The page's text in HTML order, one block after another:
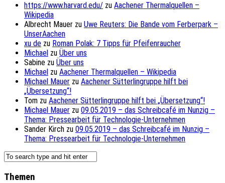
https://www.harvard.edu/ zu Aachener Thermalquellen –
Wikipedia
Albrecht Mauer zu Uwe Reuters: Die Bande vom Ferberpark –
UnserAachen
xu de zu Roman Polak: 7 Tipps für Pfeifenraucher
Michael zu Über uns
Sabine zu Über uns
Michael zu Aachener Thermalquellen – Wikipedia
Michael Mauer zu Aachener Sütterlingruppe hilft bei
„Übersetzung“!
Tom zu Aachener Sütterlingruppe hilft bei „Übersetzung“!
Michael Mauer zu 09.05.2019 – das Schreibcafé im Nunzig –
Thema: Pressearbeit für Technologie-Unternehmen
Sander Kirch zu 09.05.2019 – das Schreibcafé im Nunzig –
Thema: Pressearbeit für Technologie-Unternehmen
Themen